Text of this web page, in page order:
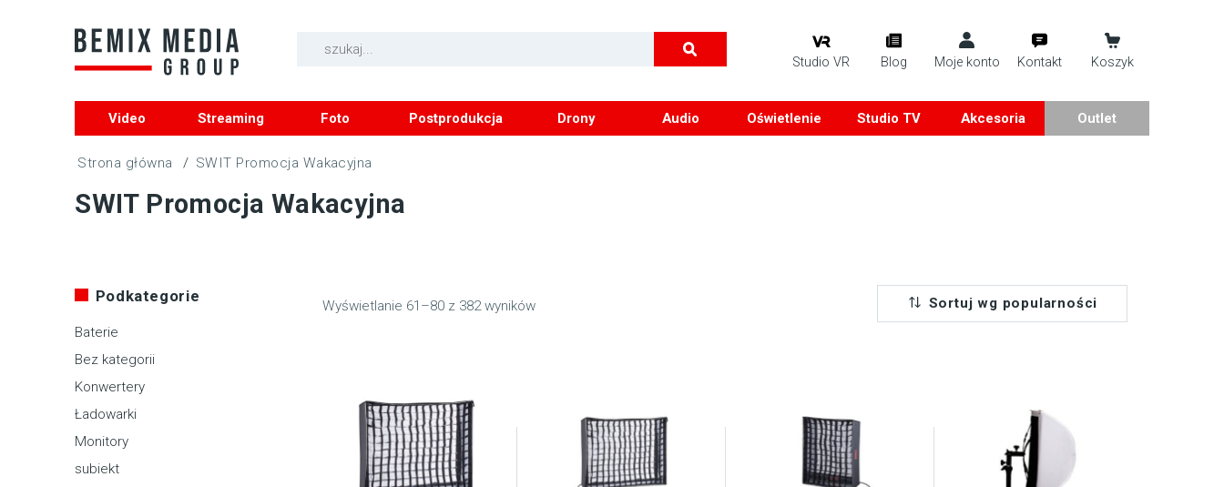
Studio VR Blog Moje konto Kontakt Koszyk
Video Streaming Foto Postprodukcja Drony Audio Oświetlenie Studio TV Akcesoria Outlet
/ SWIT Promocja Wakacyjna
SWIT Promocja Wakacyjna
Podkategorie
Baterie
Bez kategorii
Konwertery
Ładowarki
Monitory
subiekt
Wyświetlanie 61–80 z 382 wyników Sortuj wg popularności